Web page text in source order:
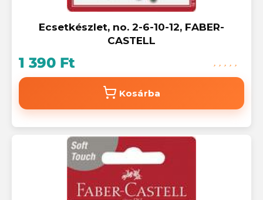
Ecsetkészlet, no. 2-6-10-12, FABER-
CASTELL
1 390 Ft
Kosárba